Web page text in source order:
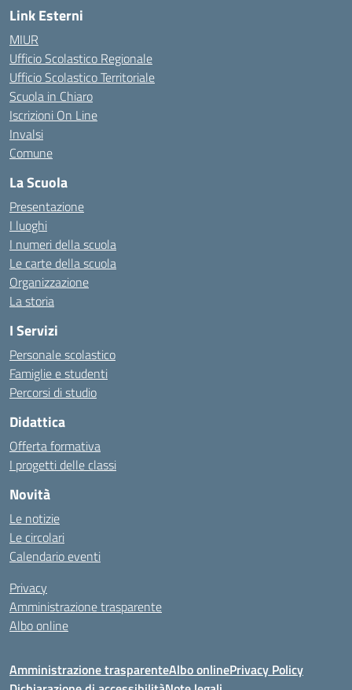
Link Esterni
MIUR
Ufficio Scolastico Regionale
Ufficio Scolastico Territoriale
Scuola in Chiaro
Iscrizioni On Line
Invalsi
Comune
La Scuola
Presentazione
I luoghi
I numeri della scuola
Le carte della scuola
Organizzazione
La storia
I Servizi
Personale scolastico
Famiglie e studenti
Percorsi di studio
Didattica
Offerta formativa
I progetti delle classi
Novità
Le notizie
Le circolari
Calendario eventi
Privacy
Amministrazione trasparente
Albo online
Amministrazione trasparenteAlbo onlinePrivacy Policy